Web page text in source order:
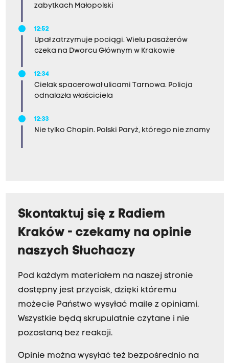
zabytkach Małopolski
12:52
Upał zatrzymuje pociągi. Wielu pasażerów
czeka na Dworcu Głównym w Krakowie
12:34
Cielak spacerował ulicami Tarnowa. Policja
odnalazła właściciela
12:33
Nie tylko Chopin. Polski Paryż, którego nie znamy
Skontaktuj się z Radiem
Kraków - czekamy na opinie
naszych Słuchaczy
Pod każdym materiałem na naszej stronie
dostępny jest przycisk, dzięki któremu
możecie Państwo wysyłać maile z opiniami.
Wszystkie będą skrupulatnie czytane i nie
pozostaną bez reakcji.
Opinie można wysyłać też bezpośrednio na